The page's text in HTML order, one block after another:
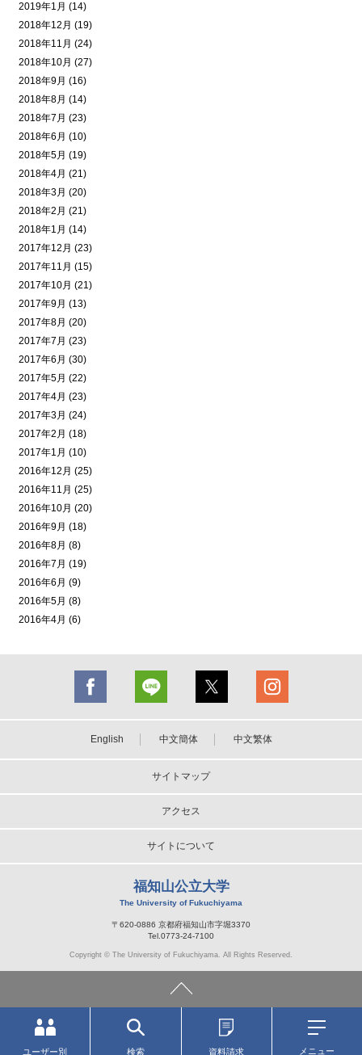
ユーザー別 検索 資料請求 メニュー
2019年1月 (14)
2018年12月 (19)
2018年11月 (24)
2018年10月 (27)
2018年9月 (16)
2018年8月 (14)
2018年7月 (23)
2018年6月 (10)
2018年5月 (19)
2018年4月 (21)
2018年3月 (20)
2018年2月 (21)
2018年1月 (14)
2017年12月 (23)
2017年11月 (15)
2017年10月 (21)
2017年9月 (13)
2017年8月 (20)
2017年7月 (23)
2017年6月 (30)
2017年5月 (22)
2017年4月 (23)
2017年3月 (24)
2017年2月 (18)
2017年1月 (10)
2016年12月 (25)
2016年11月 (25)
2016年10月 (20)
2016年9月 (18)
2016年8月 (8)
2016年7月 (19)
2016年6月 (9)
2016年5月 (8)
2016年4月 (6)
English 中文簡体 中文繁体
サイトマップ
アクセス
サイトについて
福知山公立大学
The University of Fukuchiyama
〒620-0886 京都府福知山市字堀3370
Tel.0773-24-7100
Copyright © The University of Fukuchiyama. All Rights Reserved.